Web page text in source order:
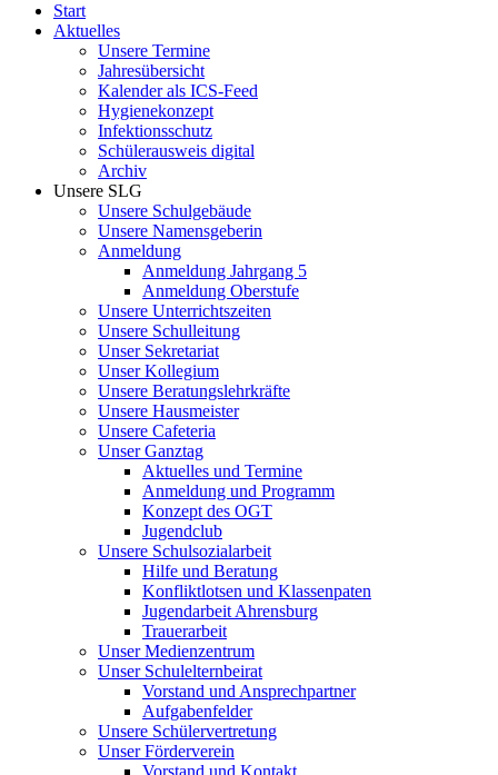
Start
Aktuelles
Unsere Termine
Jahresübersicht
Kalender als ICS-Feed
Hygienekonzept
Infektionsschutz
Schülerausweis digital
Archiv
Unsere SLG
Unsere Schulgebäude
Unsere Namensgeberin
Anmeldung
Anmeldung Jahrgang 5
Anmeldung Oberstufe
Unsere Unterrichtszeiten
Unsere Schulleitung
Unser Sekretariat
Unser Kollegium
Unsere Beratungslehrkräfte
Unsere Hausmeister
Unsere Cafeteria
Unser Ganztag
Aktuelles und Termine
Anmeldung und Programm
Konzept des OGT
Jugendclub
Unsere Schulsozialarbeit
Hilfe und Beratung
Konfliktlotsen und Klassenpaten
Jugendarbeit Ahrensburg
Trauerarbeit
Unser Medienzentrum
Unser Schulelternbeirat
Vorstand und Ansprechpartner
Aufgabenfelder
Unsere Schülervertretung
Unser Förderverein